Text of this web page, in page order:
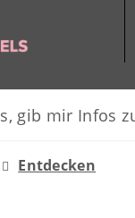
Entdecken